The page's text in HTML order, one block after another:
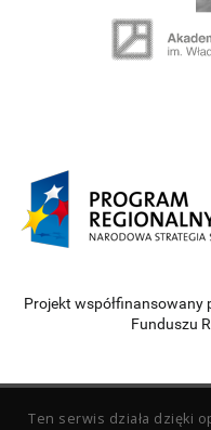
Projekt współfinansowany
Funduszu
Ten serwis działa dzięki